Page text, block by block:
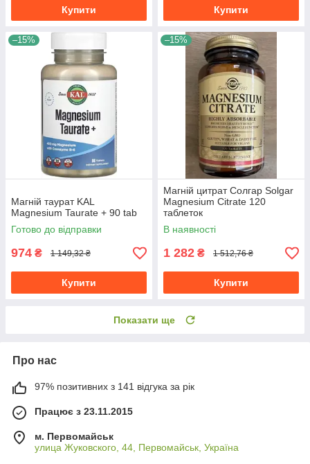
Купити Купити
–15%
Магній таурат KAL
Magnesium Taurate + 90 tab
Готово до відправки
974 ₴ 1 149,32 ₴
Купити
–15%
Магній цитрат Солгар Solgar
Magnesium Citrate 120
таблеток
В наявності
1 282 ₴ 1 512,76 ₴
Купити
Показати ще
Про нас
97% позитивних з 141 відгука за рік
Працює з 23.11.2015
м. Первомайськ
улица Жуковского, 44, Первомайськ, Україна